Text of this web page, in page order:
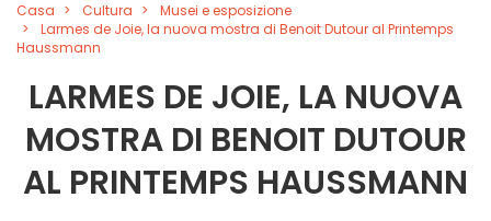
Casa Cultura
Musei e esposizione
Larmes de Joie, la nuova mostra di Benoit Dutour al Printemps
Haussmann
LARMES DE JOIE, LA NUOVA
MOSTRA DI BENOIT DUTOUR
AL PRINTEMPS HAUSSMANN